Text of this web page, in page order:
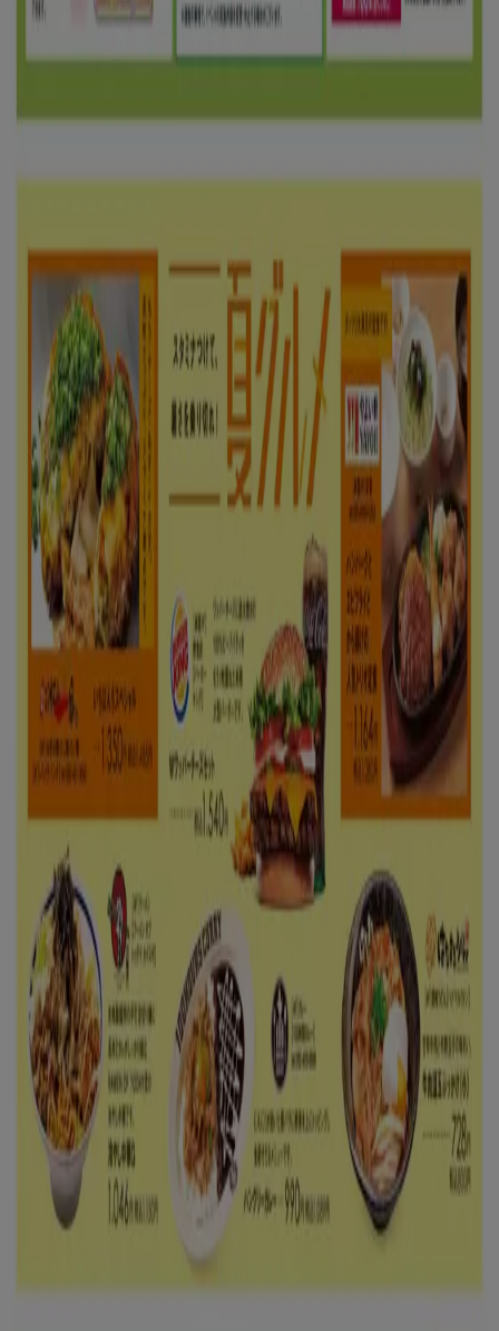
注目のセール商品
ネックレスフット
ケアスーツケース
あなたのまちのTiendeo
東京都 大阪市 横浜市 名古屋市 福岡市 札幌市
仙台市 広島市 京都市 さいたま市 川崎市
千葉
北九州市 新潟市
渋谷区
都道府県一覧へ
Tiendeo international
España Italia México
Brasil
Colombia
Argentina
United States
Nederland
Deutschland Perú Chile
Portugal
Australia
Türkiye Polska Norge
Österreich
Sverige
Ecuador Singapore South Africa
Canada
Danmark
Suomi 日本 Ελλάδα 한국
Belgique
Schweiz
United Arab Emirates România
Maroc
Ceská republika
Slovenská republika
Magyarország
България